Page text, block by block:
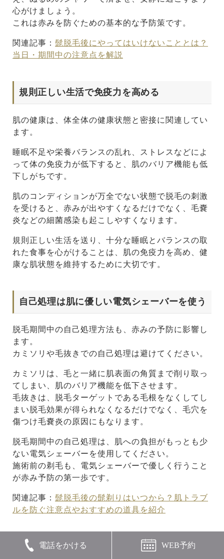
心がけましょう。
これは赤みを防ぐための基本的な予防策です。
関連記事： 髭脱毛後にやってはいけないこととは？
当日・期間中の注意点を解説
規則正しい生活で免疫力を高める
肌の健康は、体全体の健康状態と密接に関連してい
ます。
睡眠不足や栄養バランスの乱れ、ストレスなどによ
って体の免疫力が低下すると、肌のバリア機能も低
下しがちです。
肌のコンディションが万全でない状態で脱毛の刺激
を受けると、赤みが出やすくなるだけでなく、毛嚢
炎などの細菌感染も起こしやすくなります。
規則正しい生活を送り、十分な睡眠とバランスの取
れた食事を心がけることは、肌の免疫力を高め、健
康な肌状態を維持するために大切です。
自己処理は肌に優しい電気シェーバーを使う
脱毛期間中の自己処理方法も、赤みの予防に影響し
ます。
カミソリや毛抜きでの自己処理は避けてください。
カミソリは、毛と一緒に肌表面の角質まで削り取っ
てしまい、肌のバリア機能を低下させます。
毛抜きは、脱毛ターゲットである毛根をなくしてし
まい脱毛効果が得られなくなるだけでなく、毛穴を
傷つけ毛嚢炎の原因にもなります。
脱毛期間中の自己処理は、肌への負担がもっとも少
ない電気シェーバーを使用してください。
施術前の剃毛も、電気シェーバーで優しく行うこと
が赤み予防の第一歩です。
関連記事： 髭脱毛後の髭剃りはいつから？肌トラブ
ルを防ぐ注意点やおすすめの道具を紹介
電話をかける WEB予約